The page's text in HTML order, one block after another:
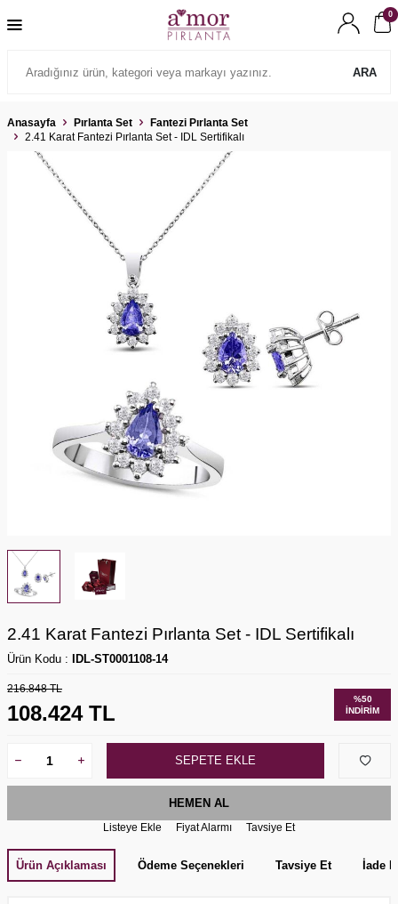
ARA
0
Anasayfa Pırlanta Set
Fantezi Pırlanta Set
2.41 Karat Fantezi Pırlanta Set - IDL Sertifikalı
2.41 Karat Fantezi Pırlanta Set - IDL Sertifikalı
Ürün Kodu : IDL-ST0001108-14
216.848TL
108.424TL
%50
İNDIRIM
SEPETE EKLE
HEMEN AL
Listeye Ekle Fiyat Alarmı Tavsiye Et
Ürün Açıklaması Ödeme Seçenekleri Tavsiye Et İade